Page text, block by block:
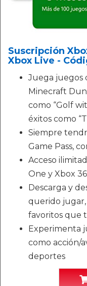
Suscripción
Xbox Live -
Juega juegos
Minecraft
como “Golf
éxitos como
Siempre
Game Pass,
Acceso
One y Xbox
Descarga y
querido jugar,
favoritos que
Experimenta
como acción/
deportes